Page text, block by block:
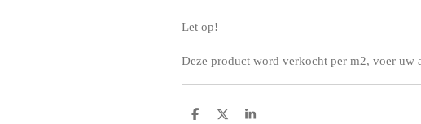
Let op!
Deze product word verkocht per m2, voer uw
D
D
S